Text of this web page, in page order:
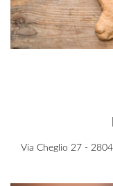
Via Cheglio 27 -